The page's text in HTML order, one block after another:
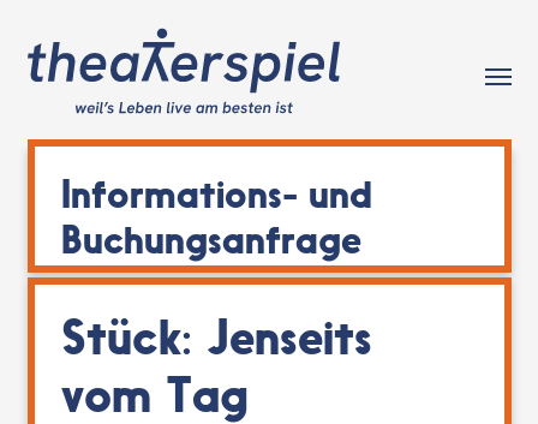
Informations- und
Buchungsanfrage
Stück: Jenseits
vom Tag